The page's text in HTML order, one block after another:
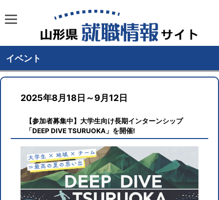
イベント
2025年8月18日～9月12日
【参加者募集中】大学生向け長期インターンシップ
「DEEP DIVE TSURUOKA」を開催!